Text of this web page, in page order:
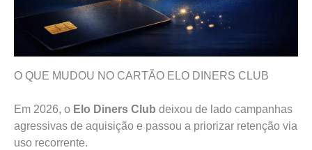
O QUE MUDOU NO CARTÃO ELO DINERS CLUB
Em 2026, o Elo Diners Club deixou de lado campanhas
agressivas de aquisição e passou a priorizar retenção via
uso recorrente.